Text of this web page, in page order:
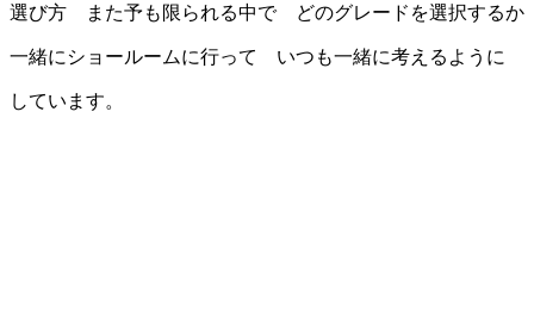
選び方 また予も限られる中で どのグレードを選択するか
一緒にショールームに行って いつも一緒に考えるように
しています。